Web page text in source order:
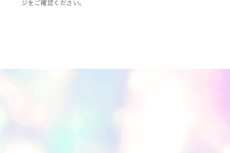
ジをご確認ください。